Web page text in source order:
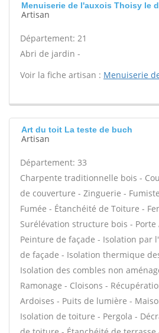
Menuiserie de l'auxois Thoisy le
Artisan
Département: 21
Abri de jardin -
Voir la fiche artisan : Menuiserie
Art du toit La teste de buch
Artisan
Département: 33
Charpente traditionnelle bois -
de couverture - Zinguerie -
Fumée - Étanchéité de Toiture -
Surélévation structure bois - Porte
Peinture de façade - Isolation par
de façade - Isolation thermique
Isolation des combles non
Ramonage - Cloisons -
Ardoises - Puits de lumière -
Isolation de toiture - Pergola -